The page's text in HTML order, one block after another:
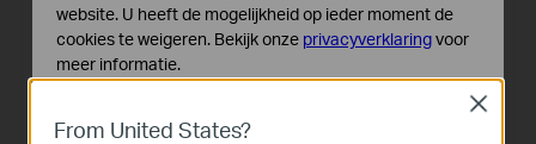
Mini Smart Wifi-stopcontact
From United States?
Close
website. U heeft de mogelijkheid op ieder moment de
cookies te weigeren. Bekijk onze privacyverklaringvoor
meer informatie.
Deze cookies zijn noodzakelijk voor de werking van de